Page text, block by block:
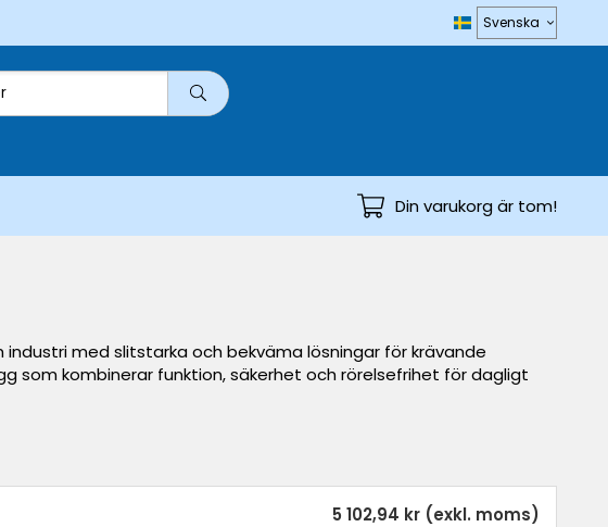
Din varukorg är tom!
med slitstarka och bekväma lösningar för krävande
som kombinerar funktion, säkerhet och rörelsefrihet för dagligt
5 102,94 kr (exkl. moms)